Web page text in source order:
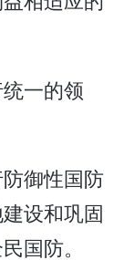
一的领
御性国防
设和巩固
国防。